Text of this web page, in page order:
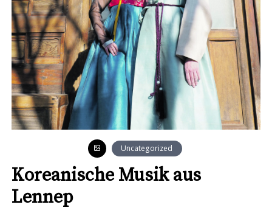
Uncategorized
Koreanische Musik aus
Lennep